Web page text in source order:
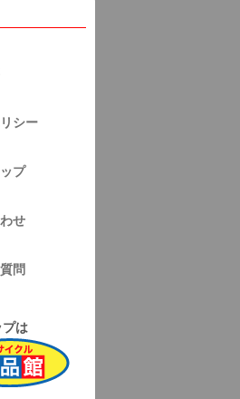
シー
プ
せ
問
プは